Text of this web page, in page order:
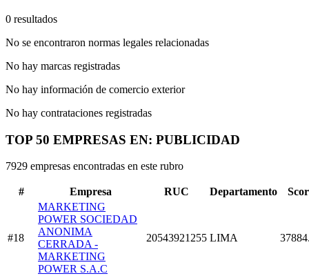
0 resultados
No se encontraron normas legales relacionadas
No hay marcas registradas
No hay información de comercio exterior
No hay contrataciones registradas
TOP 50 EMPRESAS EN: PUBLICIDAD
7929 empresas encontradas en este rubro
# Empresa RUC Departamento
#18
MARKETING
POWER SOCIEDAD
ANONIMA
CERRADA -
MARKETING
POWER S.A.C
20543921255 LIMA